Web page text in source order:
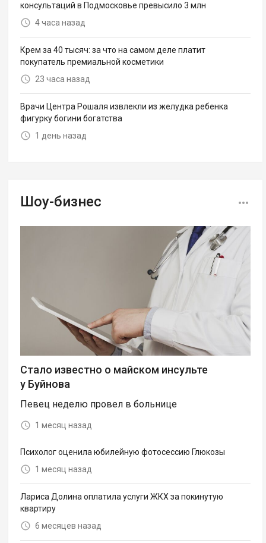
консультаций в Подмосковье превысило 3 млн
4 часа назад
Крем за 40 тысяч: за что на самом деле платит
покупатель премиальной косметики
23 часа назад
Врачи Центра Рошаля извлекли из желудка ребенка
фигурку богини богатства
1 день назад
Шоу-бизнес
Стало известно о майском инсульте
у Буйнова
Певец неделю провел в больнице
1 месяц назад
Психолог оценила юбилейную фотосессию Глюкозы
1 месяц назад
Лариса Долина оплатила услуги ЖКХ за покинутую
квартиру
6 месяцев назад